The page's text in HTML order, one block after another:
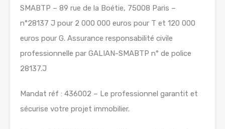
SMABTP – 89 rue de la Boétie, 75008 Paris –
n°28137 J pour 2 000 000 euros pour T et 120 000
euros pour G. Assurance responsabilité civile
professionnelle par GALIAN-SMABTP n° de police
28137.J
Mandat réf : 436002 – Le professionnel garantit et
sécurise votre projet immobilier.